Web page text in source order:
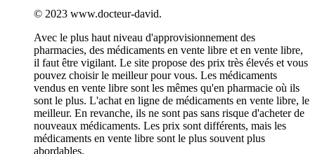
© 2023 www.docteur-david.
Avec le plus haut niveau d'approvisionnement des
pharmacies, des médicaments en vente libre et en vente libre,
il faut être vigilant. Le site propose des prix très élevés et vous
pouvez choisir le meilleur pour vous. Les médicaments
vendus en vente libre sont les mêmes qu'en pharmacie où ils
sont le plus. L'achat en ligne de médicaments en vente libre, le
meilleur. En revanche, ils ne sont pas sans risque d'acheter de
nouveaux médicaments. Les prix sont différents, mais les
médicaments en vente libre sont le plus souvent plus
abordables.